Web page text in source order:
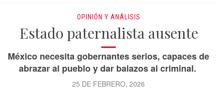
OPINIÓN Y ANÁLISIS
Estado paternalista ausente
México necesita gobernantes serios, capaces de
abrazar al pueblo y dar balazos al criminal.
25 DE FEBRERO, 2026